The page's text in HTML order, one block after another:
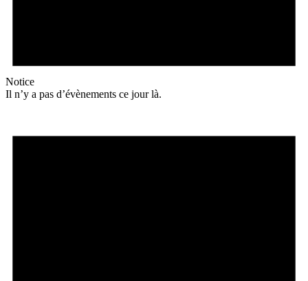
Notice
Il n’y a pas d’évènements ce jour là.